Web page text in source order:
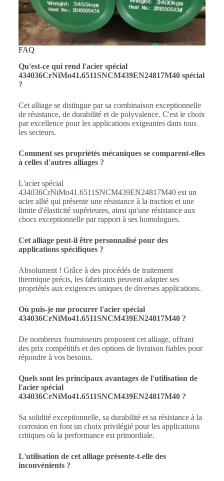
FAQ
Qu'est-ce qui rend l'acier spécial
434036CrNiMo41.6511SNCM439EN24817M40 spécial
?
Cet alliage se distingue par sa combinaison exceptionnelle
de résistance, de durabilité et de polyvalence. C'est le choix
par excellence pour les applications exigeantes dans tous
les secteurs.
Comment ses propriétés mécaniques se comparent-elles
à celles d'autres alliages ?
L'acier spécial
434036CrNiMo41.6511SNCM439EN24817M40 est un
acier allié qui présente une résistance à la traction et une
limite d'élasticité supérieures, ainsi qu'une résistance aux
chocs exceptionnelle par rapport à ses homologues.
Cet alliage peut-il être personnalisé pour des
applications spécifiques ?
Absolument ! Grâce à des procédés de traitement
thermique précis, les fabricants peuvent adapter ses
propriétés aux exigences uniques de diverses applications.
Où puis-je me procurer l'acier spécial
434036CrNiMo41.6511SNCM439EN24817M40 ?
De nombreux fournisseurs proposent cet alliage, offrant
des prix compétitifs et des options de livraison fiables pour
répondre à vos besoins.
Quels sont les principaux avantages de l'utilisation de
l'acier spécial
434036CrNiMo41.6511SNCM439EN24817M40 ?
Sa solidité exceptionnelle, sa durabilité et sa résistance à la
corrosion en font un choix privilégié pour les applications
critiques où la performance est primordiale.
L'utilisation de cet alliage présente-t-elle des
inconvénients ?